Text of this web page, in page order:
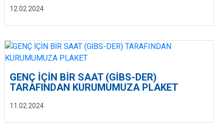
12.02.2024
11.02.2024
GENÇ İÇİN BİR SAAT (GİBS-DER)
TARAFINDAN KURUMUMUZA PLAKET